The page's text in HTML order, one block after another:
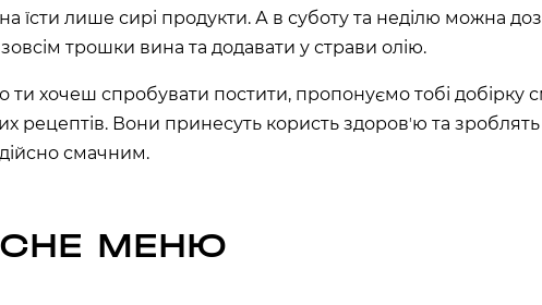
ТЕРЕМКИ)
МЕТРО
02000
їсти лише сирі продукти. А в суботу та неділю можна
зовсім трошки вина та додавати у страви олію.
ти хочеш спробувати постити, пропонуємо тобі добірку
рецептів. Вони принесуть користь здоровʼю та
дійсно смачним.
МЕНЮ